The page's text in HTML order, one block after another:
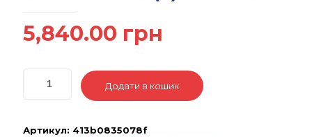
5,840.00 грн
Додати в кошик
Артикул: 413b0835078f